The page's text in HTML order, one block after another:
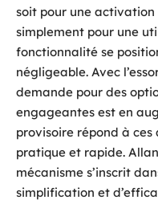
soit pour une activation
simplement pour une
fonctionnalité se
négligeable. Avec
demande pour des
engageantes est en
provisoire répond à
pratique et rapide.
mécanisme s’inscrit
simplification et